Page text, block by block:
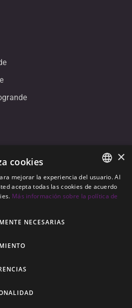
43 Avenida de Paniagua, s/n
ENGLISH
SPANISH
×
cookies
mejorar la experiencia del usuario. Al
acepta todas las cookies de acuerdo
Más información sobre la política de
NECESARIAS